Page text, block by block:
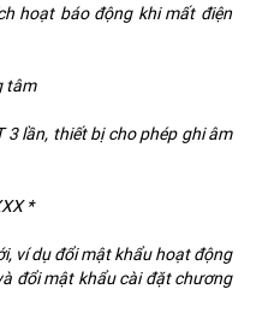
hoạt báo động khi mất điện
3 lần, thiết bị cho phép ghi âm
*
ví dụ đổi mật khẩu hoạt động
đổi mật khẩu cài đặt chương